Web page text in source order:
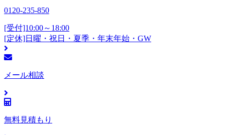
0120-235-850
[受付]10:00～18:00
[定休]日曜・祝日・夏季・年末年始・GW
メール相談
無料見積もり